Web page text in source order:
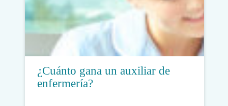
¿Cuánto gana un auxiliar de
enfermería?